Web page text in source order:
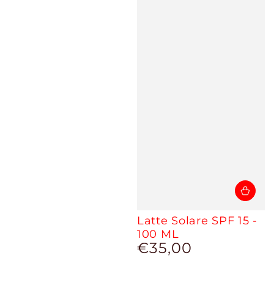
Latte Solare SPF 15 -
100 ML
Prezzo
regolare
€35,00